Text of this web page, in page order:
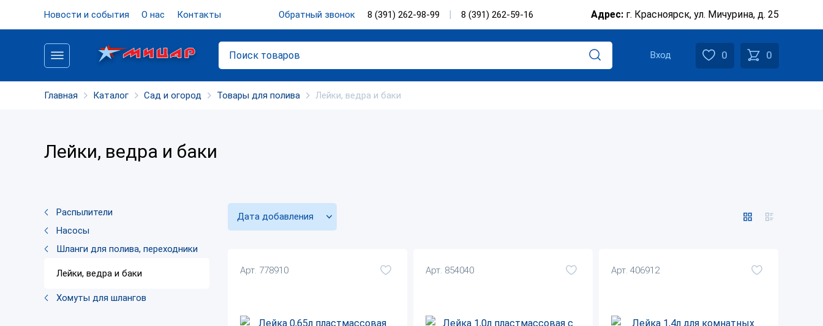
Новости и события О нас Контакты Обратный звонок 8 (391) 262-98-99 8 (391) 262-59-16 Адрес: г. Красноярск, ул. Мичурина, д. 25
Вход 0 0
Главная Каталог Сад и огород Товары для полива Лейки, ведра и баки
Лейки, ведра и баки
Распылители
Насосы
Шланги для полива, переходники
Лейки, ведра и баки
Хомуты для шлангов
Дата добавления
Арт. 778910 Арт. 854040 Арт. 406912